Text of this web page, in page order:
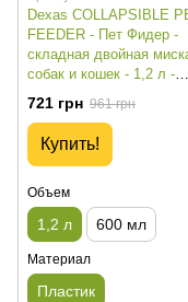
Dexas COLLAPSIBLE
FEEDER - Пет Фидер -
складная двойная
собак и кошек - 1,2 л -
зеленый
721 грн 961 грн
Купить!
Объем
1,2 л 600 мл
Материал
Пластик